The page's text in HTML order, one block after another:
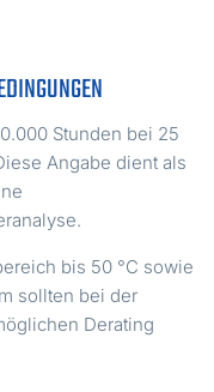
Stunden bei 25
Angabe dient als
bis 50 °C sowie
sollten bei der
Derating